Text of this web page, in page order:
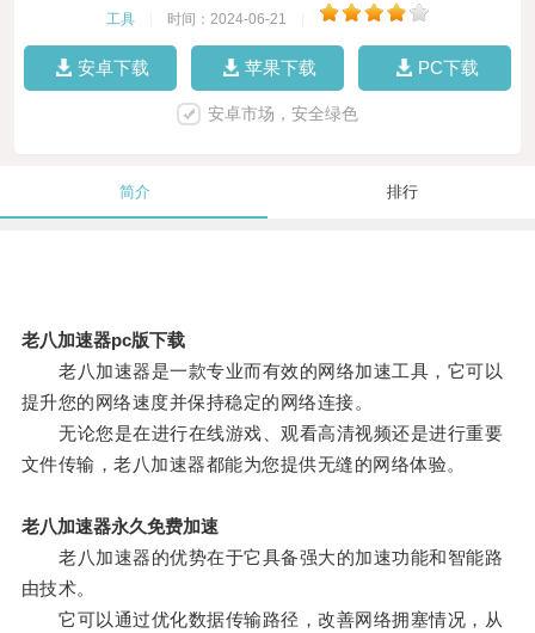
工具 时间：2024-06-21
安卓下载 苹果下载 PC下载
安卓市场，安全绿色
简介 排行
老八加速器pc版下载
老八加速器是一款专业而有效的网络加速工具，它可以
提升您的网络速度并保持稳定的网络连接。
无论您是在进行在线游戏、观看高清视频还是进行重要
文件传输，老八加速器都能为您提供无缝的网络体验。
老八加速器永久免费加速
老八加速器的优势在于它具备强大的加速功能和智能路
由技术。
它可以通过优化数据传输路径，改善网络拥塞情况，从